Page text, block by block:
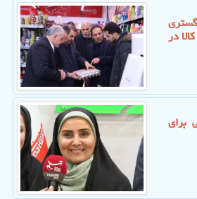
در
برای